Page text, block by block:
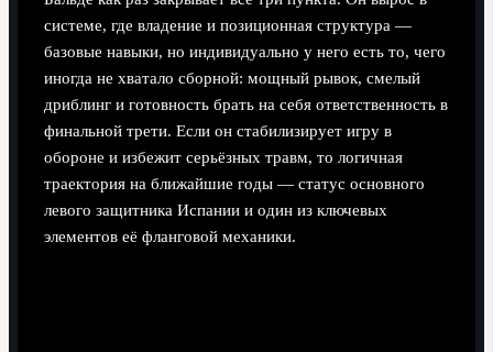
системе, где владение и позиционная структура —
базовые навыки, но индивидуально у него есть то, чего
иногда не хватало сборной: мощный рывок, смелый
дриблинг и готовность брать на себя ответственность в
финальной трети. Если он стабилизирует игру в
обороне и избежит серьёзных травм, то логичная
траектория на ближайшие годы — статус основного
левого защитника Испании и один из ключевых
элементов её фланговой механики.